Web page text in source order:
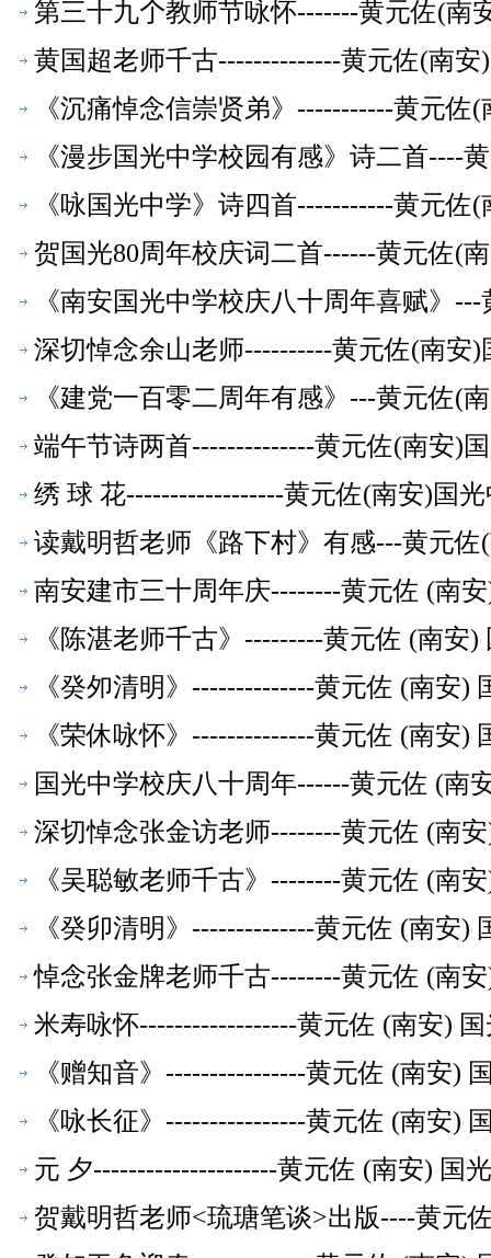
第三十九𠆤教师节咏怀-------黄元佐(南
黄国超老师千古--------------黄元佐(南
《沉痛悼念信崇贤弟》-----------黄元
《漫步国光中学校园有感》诗二首----
《咏国光中学》诗四首-----------黄元
贺国光80周年校庆词二首------黄元佐(
《南安国光中学校庆八十周年喜赋》
深切悼念余山老师----------黄元佐(南安
《建党一百零二周年有感》---黄元佐(
端午节诗两首--------------黄元佐(南安)
绣 球 花------------------黄元佐(南安)国
读戴明哲老师《路下村》有感---黄元
南安建市三十周年庆--------黄元佐 (南
《陈湛老师千古》---------黄元佐 (南安
《癸夘清明》--------------黄元佐 (南安)
《荣休咏怀》--------------黄元佐 (南安)
国光中学校庆八十周年------黄元佐 (南
深切悼念张金访老师--------黄元佐 (南
《吴聪敏老师千古》--------黄元佐 (南
《癸卯清明》--------------黄元佐 (南安)
悼念张金牌老师千古--------黄元佐 (南
米寿咏怀------------------黄元佐 (南安)
《赠知音》----------------黄元佐 (南安)
《咏长征》----------------黄元佐 (南安)
元 夕---------------------黄元佐 (南安) 国
贺戴明哲老师<琉瑭笔谈>出版----黄元